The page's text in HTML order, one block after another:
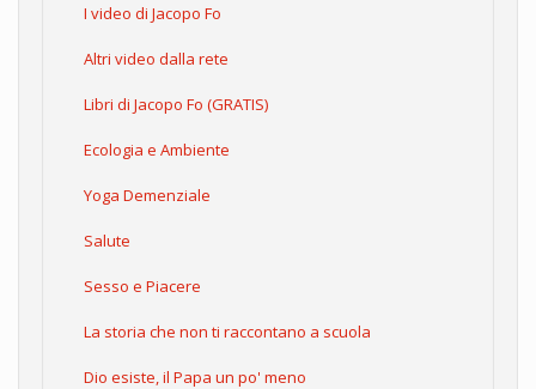
I video di Jacopo Fo
Altri video dalla rete
Libri di Jacopo Fo (GRATIS)
Ecologia e Ambiente
Yoga Demenziale
Salute
Sesso e Piacere
La storia che non ti raccontano a scuola
Dio esiste, il Papa un po' meno